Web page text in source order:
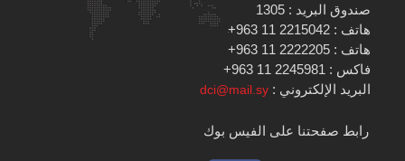
صندوق البريد : 1305
هاتف : 2215042 11 963+
هاتف : 2222205 11 963+
فاكس : 2245981 11 963+
البريد الإلكتروني :dci@mail.sy
رابط صفحتنا على الفيس بوك